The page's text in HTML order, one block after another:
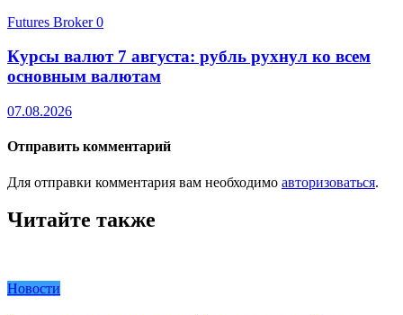
Futures Broker0
Курсы валют 7 августа: рубль рухнул ко всем
основным валютам
07.08.2026
Отправить комментарий
Для отправки комментария вам необходимо авторизоваться.
Читайте также
Новости